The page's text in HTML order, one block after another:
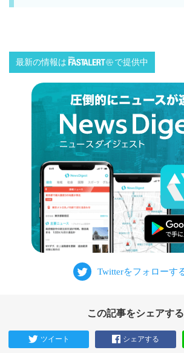
最新の情報は で提供中
この記事をシェアする
ツイート シェアする